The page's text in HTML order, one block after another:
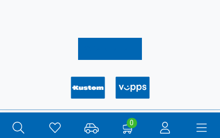
0
Copyright 2026
WebshopQuick Systems AS
COOKIE-INNSTILLINGER